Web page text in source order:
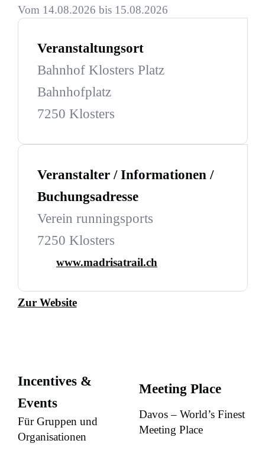
Vom 14.08.2026 bis 15.08.2026
Veranstaltungsort
Bahnhof Klosters Platz
Bahnhofplatz
7250 Klosters
Veranstalter / Informationen /
Buchungsadresse
Verein runningsports
7250 Klosters
www.madrisatrail.ch
Zur Website
Incentives &
Events
Für Gruppen und
Organisationen
Meeting Place
Davos – World’s Finest
Meeting Place